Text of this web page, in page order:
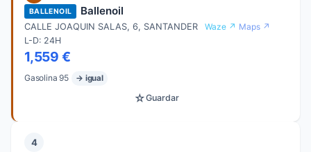
BALLENOIL Ballenoil
CALLE JOAQUIN SALAS, 6, SANTANDER Waze ↗ Maps ↗
L-D: 24H
1,559 €
Gasolina 95 → igual
☆Guardar
4